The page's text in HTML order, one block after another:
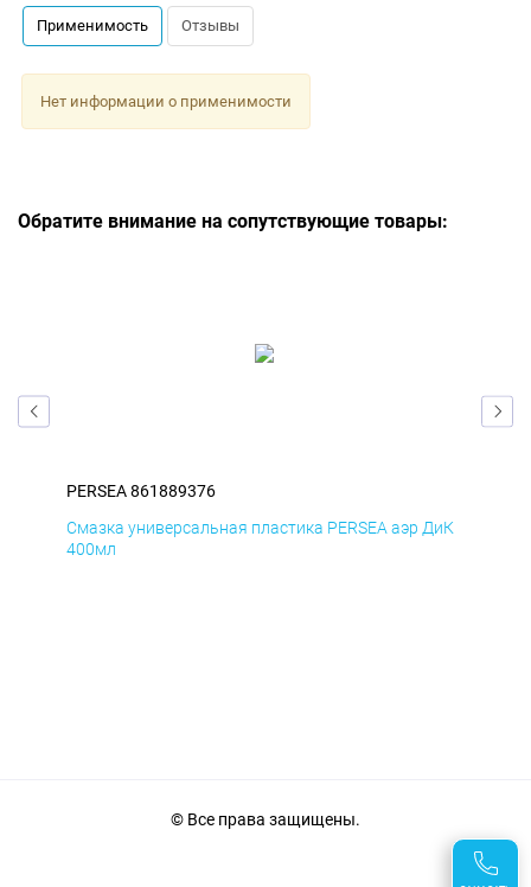
Применимость Отзывы
Нет информации о применимости
Обратите внимание на сопутствующие товары:
PERSEA 861889376
Смазка универсальная пластика PERSEA аэр ДиК
400мл
© Все права защищены.